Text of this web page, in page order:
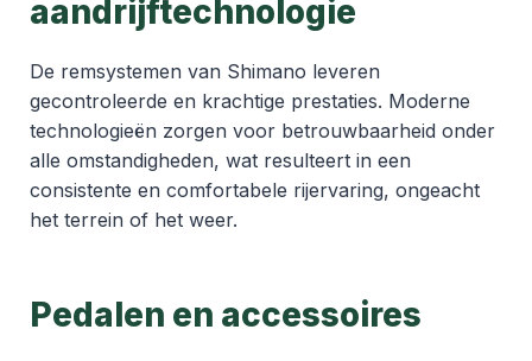
aandrijftechnologie
De remsystemen van Shimano leveren
gecontroleerde en krachtige prestaties. Moderne
technologieën zorgen voor betrouwbaarheid onder
alle omstandigheden, wat resulteert in een
consistente en comfortabele rijervaring, ongeacht
het terrein of het weer.
Pedalen en accessoires